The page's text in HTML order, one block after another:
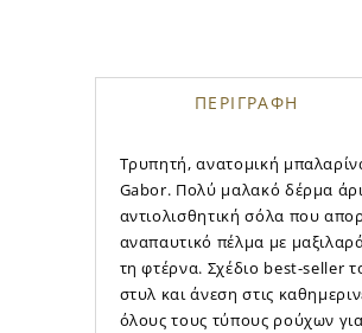
ΠΕΡΙΓΡΑΦΗ
Τρυπητή, ανατομική
Gabor. Πολύ μαλακό δέρμα
αντιολισθητική σόλα που
αναπαυτικό πέλμα με
τη φτέρνα. Σχέδιο best-seller
στυλ και άνεση στις
όλους τους τύπους ρούχων